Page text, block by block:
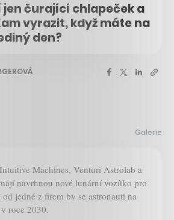
jen čurající chlapeček a
vyrazit, když máte na
den?
Galerie
Machines, Venturi Astrolab a
navrhnou nové lunární vozítko pro
jedné z firem by se astronauti na
roce 2030.